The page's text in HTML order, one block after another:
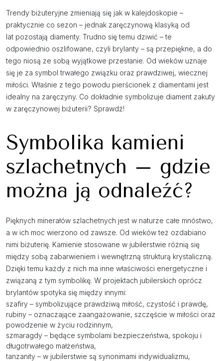
Trendy biżuteryjne zmieniają się jak w kalejdoskopie –
praktycznie co sezon – jednak zaręczynową klasyką od
lat pozostają diamenty. Trudno się temu dziwić – te
odpowiednio oszlifowane, czyli brylanty – są przepiękne, a do
tego niosą ze sobą wyjątkowe przesłanie. Od wieków uznaje
się je za symbol trwałego związku oraz prawdziwej, wiecznej
miłości. Właśnie z tego powodu pierścionek z diamentami jest
idealny na zaręczyny. Co dokładnie symbolizuje diament zakuty
w zaręczynowej biżuterii? Sprawdź!
Symbolika kamieni
szlachetnych – gdzie
można ją odnaleźć?
Pięknych minerałów szlachetnych jest w naturze całe mnóstwo,
a w ich moc wierzono od zawsze. Od wieków też ozdabiano
nimi biżuterię. Kamienie stosowane w jubilerstwie różnią się
między sobą zabarwieniem i wewnętrzną strukturą krystaliczną.
Dzięki temu każdy z nich ma inne właściwości energetyczne i
związaną z tym symbolikę. W projektach jubilerskich oprócz
brylantów spotyka się między innymi:
szafiry – symbolizujące prawdziwą miłość, czystość i prawdę,
rubiny – oznaczające zaangażowanie, szczęście w miłości oraz
powodzenie w życiu rodzinnym,
szmaragdy – będące symbolami bezpieczeństwa, spokoju i
długotrwałego małżeństwa,
tanzanity – w jubilerstwie są synonimami indywidualizmu,